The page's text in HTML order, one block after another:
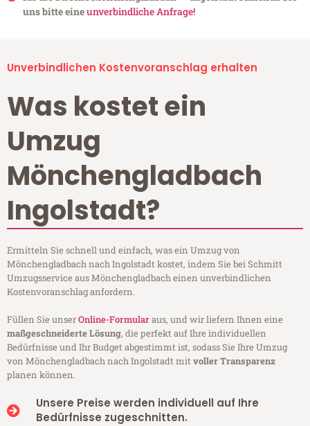
uns bitte eineunverbindliche Anfrage!
Unverbindlichen Kostenvoranschlag erhalten
Was kostet ein
Umzug
Mönchengladbach
Ingolstadt?
Ermitteln Sie schnell und einfach, was ein Umzug von
Mönchengladbach nach Ingolstadt kostet, indem Sie bei Schmitt
Umzugsservice aus Mönchengladbach einen unverbindlichen
Kostenvoranschlag anfordern.
Füllen Sie unserOnline-Formularaus, und wir liefern Ihnen eine
maßgeschneiderte Lösung, die perfekt auf Ihre individuellen
Bedürfnisse und Ihr Budget abgestimmt ist, sodass Sie Ihre Umzug
von Mönchengladbach nach Ingolstadt mitvoller Transparenz
planen können.
Unsere Preise werden individuell auf Ihre
Bedürfnisse zugeschnitten.